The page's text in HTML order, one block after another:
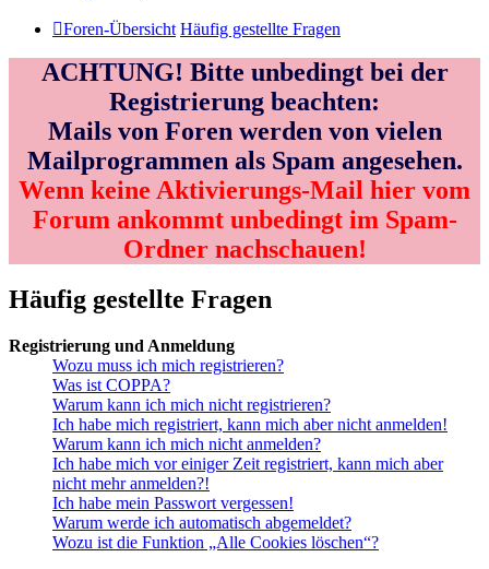
Foren-Übersicht Häufig gestellte Fragen
ACHTUNG! Bitte unbedingt bei der
Registrierung beachten:
Mails von Foren werden von vielen
Mailprogrammen als Spam angesehen.
Wenn keine Aktivierungs-Mail hier vom
Forum ankommt unbedingt im Spam-
Ordner nachschauen!
Häufig gestellte Fragen
Registrierung und Anmeldung
Wozu muss ich mich registrieren?
Was ist COPPA?
Warum kann ich mich nicht registrieren?
Ich habe mich registriert, kann mich aber nicht anmelden!
Warum kann ich mich nicht anmelden?
Ich habe mich vor einiger Zeit registriert, kann mich aber
nicht mehr anmelden?!
Ich habe mein Passwort vergessen!
Warum werde ich automatisch abgemeldet?
Wozu ist die Funktion „Alle Cookies löschen“?